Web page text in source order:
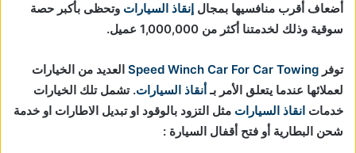
أضعاف أقرب منافسيها بمجال إنقاذ السيارات وتحظى بأكبر حصة
سوقية وذلك لخدمتنا أكثر من 1,000,000 عميل.
توفر Speed Winch Car For Car Towing العديد من الخيارات
لعملائها عندما يتعلق الأمر بـ أنقاذ السيارات. تشمل تلك الخيارات
خدمات انقاذ السيارات مثل التزود بالوقود او تبديل الاطارات او خدمة
شحن البطارية أو فتح أقفال السيارة :